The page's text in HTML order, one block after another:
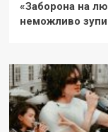
«Заборона на
неможливо